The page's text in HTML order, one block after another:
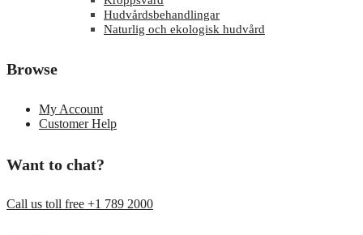
Hudvårdsbehandlingar
Naturlig och ekologisk hudvård
Browse
My Account
Customer Help
Want to chat?
Call us toll free +1 789 2000